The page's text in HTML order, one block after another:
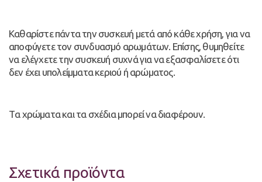
Καθαρίστε πάντα την συσκευή μετά από κάθε χρήση, για να
αποφύγετε τον συνδυασμό αρωμάτων. Επίσης, θυμηθείτε
να ελέγχετε την συσκευή συχνά για να εξασφαλίσετε ότι
δεν έχει υπολείμματα κεριού ή αρώματος.
Tα χρώματα και τα σχέδια μπορεί να διαφέρουν.
Σχετικά προϊόντα